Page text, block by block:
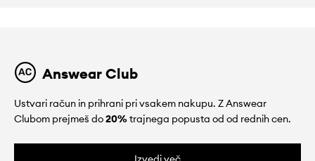
Answear Club
Ustvari račun in prihrani pri vsakem nakupu. Z Answear
Clubom prejmeš do20%trajnega popusta od od rednih cen.